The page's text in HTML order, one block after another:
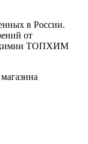
в России.
от
химии ТОПХИМ